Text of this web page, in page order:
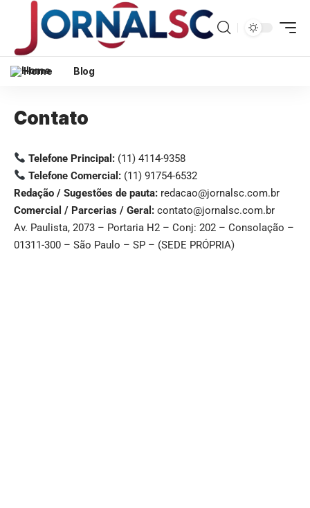
Home Blog
Contato
Telefone Principal: (11) 4114-9358
Telefone Comercial: (11) 91754-6532
Redação / Sugestões de pauta: redacao@jornalsc.com.br
Comercial / Parcerias / Geral: contato@jornalsc.com.br
Av. Paulista, 2073 – Portaria H2 – Conj: 202 – Consolação –
01311-300 – São Paulo – SP – (SEDE PRÓPRIA)